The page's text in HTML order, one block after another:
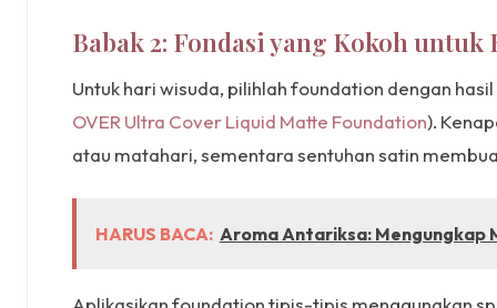
Babak 2: Fondasi yang Kokoh untuk
Untuk hari wisuda, pilihlah foundation dengan
OVER Ultra Cover Liquid Matte Foundation).
atau matahari, sementara sentuhan satin
HARUS BACA: Aroma Antariksa: Mengungkap